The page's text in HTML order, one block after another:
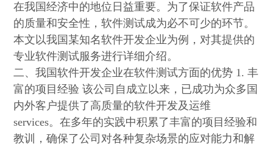
在我国经济中的地位日益重要。为了保证软件产品
的质量和安全性，软件测试成为必不可少的环节。
本文以我国某知名软件开发企业为例，对其提供的
专业软件测试服务进行详细介绍。
二、我国软件开发企业在软件测试方面的优势 1. 丰
富的项目经验 该公司自成立以来，已成功为众多国
内外客户提供了高质量的软件开发及运维
services。在多年的实践中积累了丰富的项目经验和
教训，确保了公司对各种复杂场景的应对能力和解